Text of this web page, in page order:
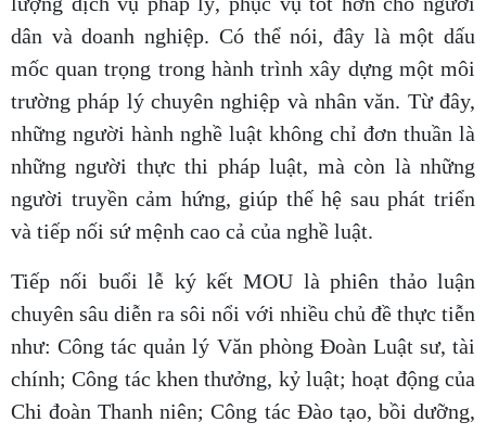
dân và doanh nghiệp. Có thể nói, đây là một dấu
mốc quan trọng trong hành trình xây dựng một môi
trường pháp lý chuyên nghiệp và nhân văn. Từ đây,
những người hành nghề luật không chỉ đơn thuần là
những người thực thi pháp luật, mà còn là những
người truyền cảm hứng, giúp thế hệ sau phát triển
và tiếp nối sứ mệnh cao cả của nghề luật.
Tiếp nối buổi lễ ký kết MOU là phiên thảo luận
chuyên sâu diễn ra sôi nổi với nhiều chủ đề thực tiễn
như: Công tác quản lý Văn phòng Đoàn Luật sư, tài
chính; Công tác khen thưởng, kỷ luật; hoạt động của
Chi đoàn Thanh niên; Công tác Đào tạo, bồi dưỡng,